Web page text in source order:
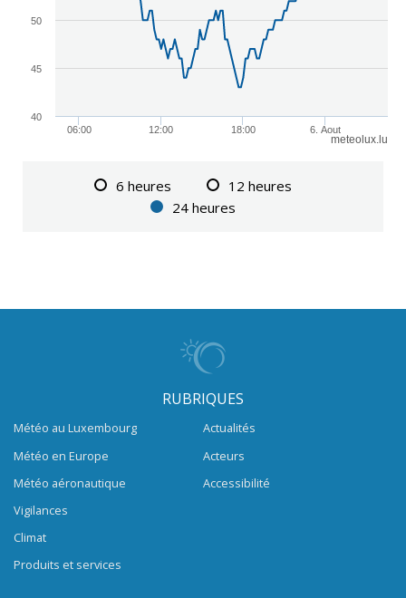
meteolux.lu
06:00 12:00 18:00 6. Aout
40
45
50
6 heures
12 heures
24 heures
RUBRIQUES
Météo au Luxembourg
Météo en Europe
Météo aéronautique
Vigilances
Climat
Produits et services
Actualités
Acteurs
Accessibilité